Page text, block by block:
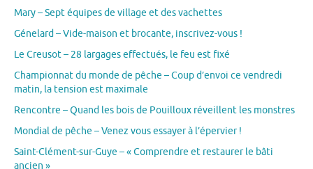
Mary – Sept équipes de village et des vachettes
Génelard – Vide-maison et brocante, inscrivez-vous !
Le Creusot – 28 largages effectués, le feu est fixé
Championnat du monde de pêche – Coup d’envoi ce vendredi
matin, la tension est maximale
Rencontre – Quand les bois de Pouilloux réveillent les monstres
Mondial de pêche – Venez vous essayer à l’épervier !
Saint-Clément-sur-Guye – « Comprendre et restaurer le bâti
ancien »